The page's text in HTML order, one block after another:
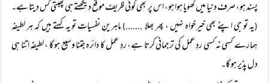
پسند ہو، صرف دنیا میں کھویا ہوا ہو، اس پر بھی کوئی ظریف موقع دیکھتے ہی پھبتی کس دیتا ہے۔
(یہ تو جی اپنے بھی خیر خواہ نہیں ، پھر بھلا.......) ماہرینِ نفسیات تو یہ کہتے ہیں کہ ہر لطیفہ
ہمارے کسی نہ کسی ردِ عمل کی ترجمانی کرتا ہے، ردِ عمل کا دائرہ جتنا وسیع ہو گا ، لطیفہ اتنا ہی
دل پذیر ہو گا۔